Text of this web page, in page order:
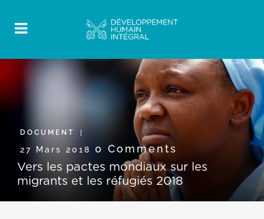
DOCUMENT
27 Mars 2018 0 Comments
Vers les pactes mondiaux sur les
migrants et les réfugiés 2018